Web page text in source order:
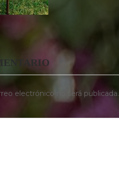
electrónico no será publicada.